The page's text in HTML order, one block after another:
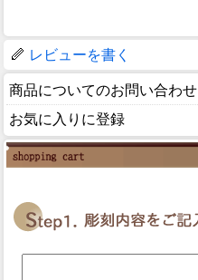
レビューを書く
商品についてのお問い合わせ
お気に入りに登録